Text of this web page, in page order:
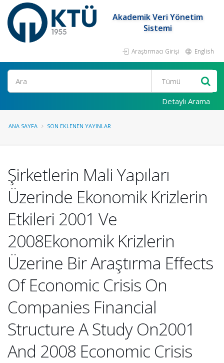
Akademik Veri Yönetim
Sistemi
Araştırmacı Girişi English
Ara
Detaylı Arama
ANA SAYFA SON EKLENEN YAYINLAR
Şirketlerin Mali Yapıları
Üzerinde Ekonomik Krizlerin
Etkileri 2001 Ve
2008Ekonomik Krizlerin
Üzerine Bir Araştırma Effects
Of Economic Crisis On
Companies Financial
Structure A Study On2001
And 2008 Economic Crisis